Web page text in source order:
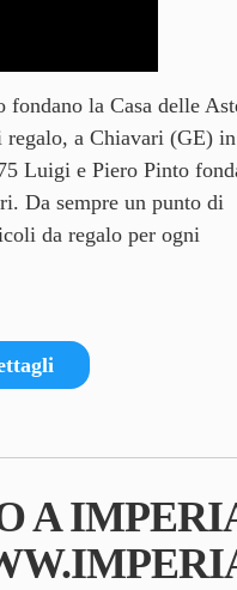
la Casa delle
regalo, a Chiavari (GE) in
Luigi e Piero Pinto
Da sempre un punto di
da regalo per ogni
A